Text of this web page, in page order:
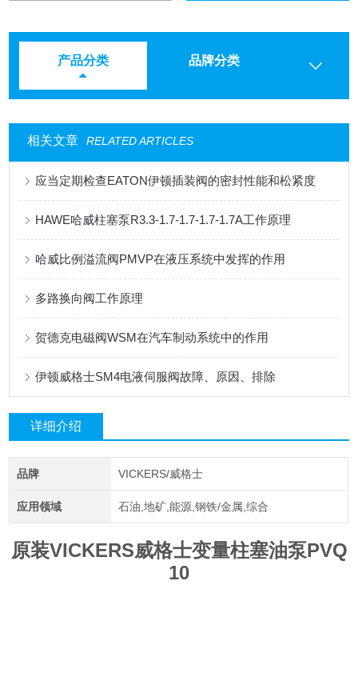
产品分类 品牌分类
相关文章 RELATED ARTICLES
应当定期检查EATON伊顿插装阀的密封性能和松紧度
HAWE哈威柱塞泵R3.3-1.7-1.7-1.7-1.7A工作原理
哈威比例溢流阀PMVP在液压系统中发挥的作用
多路换向阀工作原理
贺德克电磁阀WSM在汽车制动系统中的作用
伊顿威格士SM4电液伺服阀故障、原因、排除
详细介绍
品牌 VICKERS/威格士
应用领域 石油,地矿,能源,钢铁/金属,综合
原装VICKERS威格士变量柱塞油泵PVQ
10